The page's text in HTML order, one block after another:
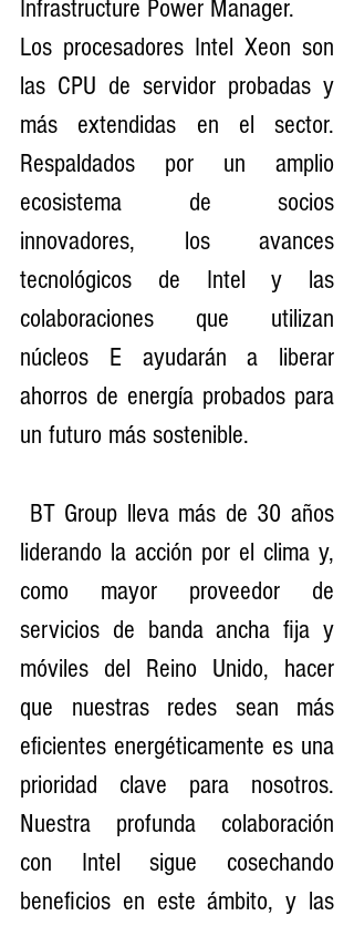
Infrastructure Power Manager.
Los procesadores Intel Xeon son
las CPU de servidor probadas y
más extendidas en el sector.
Respaldados por un amplio
ecosistema de socios
innovadores, los avances
tecnológicos de Intel y las
colaboraciones que utilizan
núcleos E ayudarán a liberar
ahorros de energía probados para
un futuro más sostenible.
liderando la acción por el clima y,
como mayor proveedor de
servicios de banda ancha fija y
móviles del Reino Unido, hacer
que nuestras redes sean más
eficientes energéticamente es una
prioridad clave para nosotros.
Nuestra profunda colaboración
con Intel sigue cosechando
beneficios en este ámbito, y las